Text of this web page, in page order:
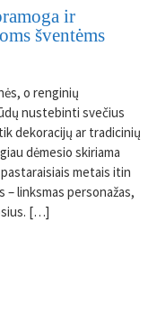
ir
šventėms
o renginių
nustebinti svečius
dekoracijų ar tradicinių
dėmesio skiriama
metais itin
– linksmas personažas,
[…]